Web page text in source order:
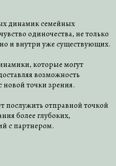
динамик семейных
одиночества, не только
и внутри уже существующих.
которые могут
возможность
новой точки зрения.
послужить отправной точкой
более глубоких,
с партнером.